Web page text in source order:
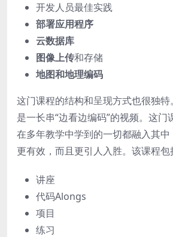
开发人员最佳实践
部署应用程序
云数据库
图像上传和存储
地图和地理编码
这门课程的结构和呈现方式也很独
是一长串“边看边编码”的视频。这门
在多年教学中学到的一切都融入其
更有效，而且更引人入胜。该课程包
讲座
代码Alongs
项目
练习